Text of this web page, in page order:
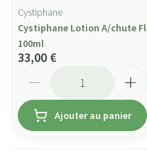
Cystiphane
Cystiphane Lotion A/chute Fl
100ml
33,00 €
Ajouter au panier